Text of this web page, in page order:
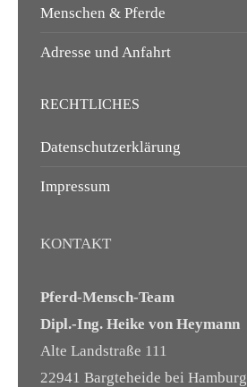
Menschen & Pferde
Adresse und Anfahrt
RECHTLICHES
Datenschutzerklärung
Impressum
KONTAKT
Pferd-Mensch-Team
Dipl.-Ing. Heike von Heymann
Alte Landstraße 111
22941 Bargteheide bei Hamburg